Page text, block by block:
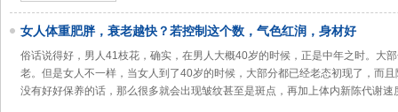
女人体重肥胖，衰老越快？若控制这个数，气色红润，身材好
俗话说得好，男人41枝花，确实，在男人大概40岁的时候，正是中年之时。大
老。但是女人不一样，当女人到了40岁的时候，大部分都已经老态初现了，而
没有好好保养的话，那么很多就会出现皱纹甚至是斑点，再加上体内新陈代谢